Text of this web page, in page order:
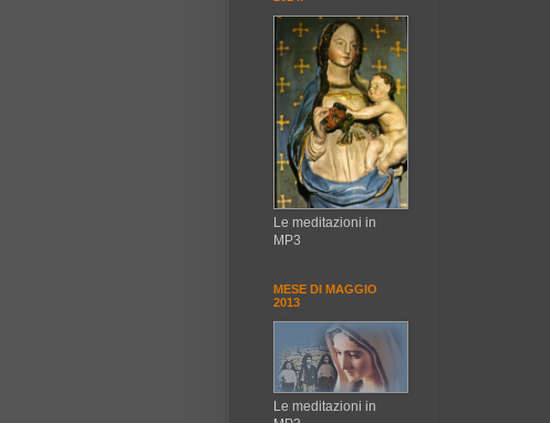
Le meditazioni in
MP3
MESE DI MAGGIO
2013
Le meditazioni in